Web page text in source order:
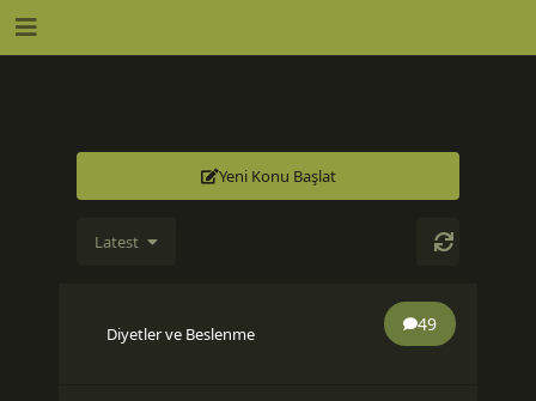
Yeni Konu Başlat
Latest
Diyetler ve Beslenme 49